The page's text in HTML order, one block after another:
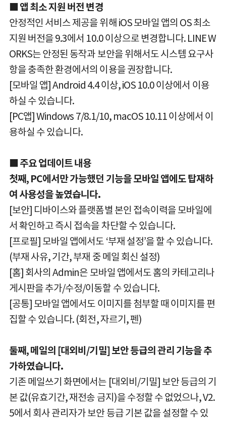
■ 앱 최소 지원 버전 변경
안정적인 서비스 제공을 위해 iOS 모바일 앱의 OS 최소
지원 버전을 9.3에서 10.0 이상으로 변경합니다. LINE W
ORKS는 안정된 동작과 보안을 위해서도 시스템 요구사
항을 충족한 환경에서의 이용을 권장합니다.
[모바일 앱] Android 4.4 이상, iOS 10.0 이상에서 이용
하실 수 있습니다.
[PC앱] Windows 7/8.1/10, macOS 10.11 이상에서 이
용하실 수 있습니다.
■ 주요 업데이트 내용
첫째, PC에서만 가능했던 기능을 모바일 앱에도 탑재하
여 사용성을 높였습니다.
[보안] 디바이스와 플랫폼별 본인 접속이력을 모바일에
서 확인하고 즉시 접속을 차단할 수 있습니다.
[프로필] 모바일 앱에서도 ‘부재 설정’을 할 수 있습니다.
(부재 사유, 기간, 부재 중 메일 회신 설정)
[홈] 회사의 Admin은 모바일 앱에서도 홈의 카테고리나
게시판을 추가/수정/이동할 수 있습니다.
[공통] 모바일 앱에서도 이미지를 첨부할 때 이미지를 편
집할 수 있습니다. (회전, 자르기, 펜)
둘째, 메일의 [대외비/기밀] 보안 등급의 관리 기능을 추
가하였습니다.
기존 메일쓰기 화면에서는 [대외비/기밀] 보안 등급의 기
본 값(유효기간, 재전송 금지)을 수정할 수 없었으나, V2.
5에서 회사 관리자가 보안 등급 기본 값을 설정할 수 있